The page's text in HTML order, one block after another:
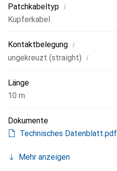
Patchkabeltyp i
Kupferkabel
Kontaktbelegung i
ungekreuzt (straight) i
Länge
10 m
Dokumente
Technisches Datenblatt.pdf
Mehr anzeigen